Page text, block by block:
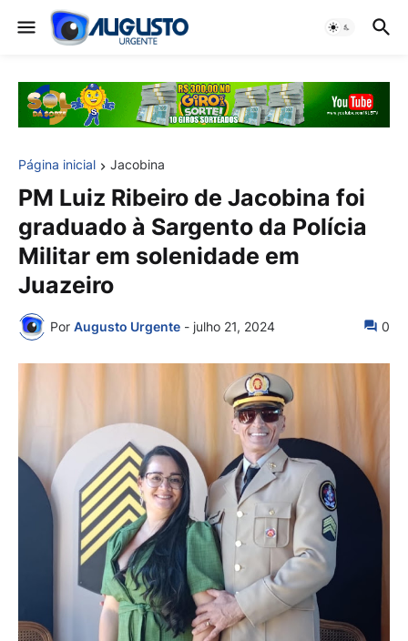
Página inicial Jacobina
PM Luiz Ribeiro de Jacobina foi
graduado à Sargento da Polícia
Militar em solenidade em
Juazeiro
Por Augusto Urgente - julho 21, 2024 0